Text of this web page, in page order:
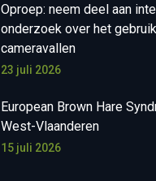
Oproep: neem deel aan
onderzoek over het
cameravallen
23 juli 2026
European Brown Hare
West-Vlaanderen
15 juli 2026